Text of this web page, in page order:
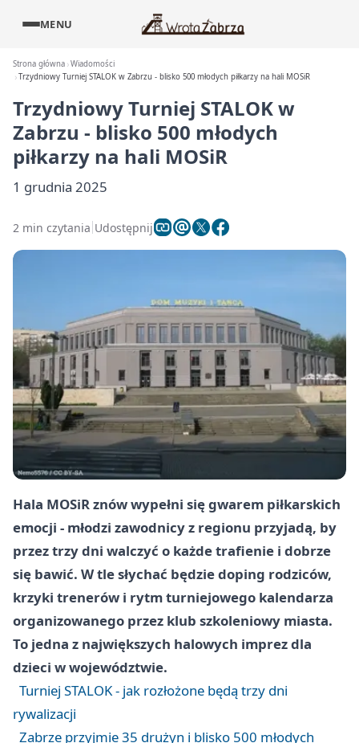
MENU
Strona główna Wiadomości
Trzydniowy Turniej STALOK w Zabrzu - blisko 500 młodych piłkarzy na hali MOSiR
Trzydniowy Turniej STALOK w
Zabrzu - blisko 500 młodych
piłkarzy na hali MOSiR
1 grudnia 2025
2 min czytania Udostępnij
Hala MOSiR znów wypełni się gwarem piłkarskich
emocji - młodzi zawodnicy z regionu przyjadą, by
przez trzy dni walczyć o każde trafienie i dobrze
się bawić. W tle słychać będzie doping rodziców,
krzyki trenerów i rytm turniejowego kalendarza
organizowanego przez klub szkoleniowy miasta.
To jedna z największych halowych imprez dla
dzieci w województwie.
Turniej STALOK - jak rozłożone będą trzy dni
rywalizacji
Zabrze przyjmie 35 drużyn i blisko 500 młodych